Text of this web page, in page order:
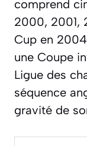
comprend
2000, 2001,
Cup en
une Coupe
Ligue des
séquence
gravité de